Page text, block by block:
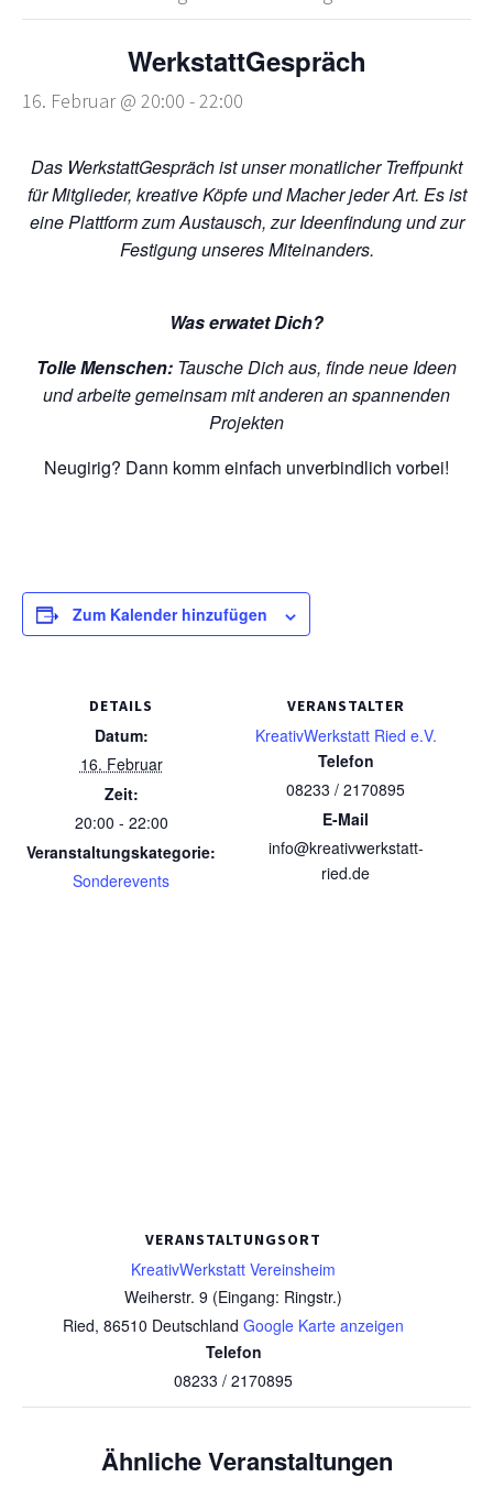
WerkstattGespräch
16. Februar @ 20:00 -22:00
Das WerkstattGespräch ist unser monatlicher Treffpunkt
für Mitglieder, kreative Köpfe und Macher jeder Art. Es ist
eine Plattform zum Austausch, zur Ideenfindung und zur
Festigung unseres Miteinanders.
Was erwatet Dich?
Tolle Menschen: Tausche Dich aus, finde neue Ideen
und arbeite gemeinsam mit anderen an spannenden
Projekten
Neugirig? Dann komm einfach unverbindlich vorbei!
Zum Kalender hinzufügen
DETAILS
Datum:
16. Februar
Zeit:
20:00 - 22:00
Veranstaltungskategorie:
Sonderevents
VERANSTALTER
KreativWerkstatt Ried e.V.
Telefon
08233 / 2170895
E-Mail
info@kreativwerkstatt-
ried.de
VERANSTALTUNGSORT
KreativWerkstatt Vereinsheim
Weiherstr. 9 (Eingang: Ringstr.)
Ried, 86510 Deutschland Google Karte anzeigen
Telefon
08233 / 2170895
Ähnliche Veranstaltungen